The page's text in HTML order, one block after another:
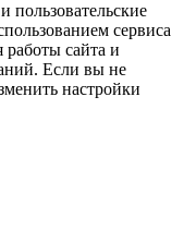
пользовательские
сервиса
работы сайта и
Если вы не
настройки